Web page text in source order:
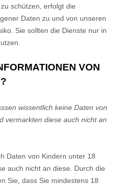
schützen, erfolgt die
Daten zu und von unseren
Sie sollten die Dienste nur in
VON
wissentlich keine Daten von
vermarkten diese auch nicht an
Daten von Kindern unter 18
auch nicht an diese. Durch die
Sie, dass Sie mindestens 18